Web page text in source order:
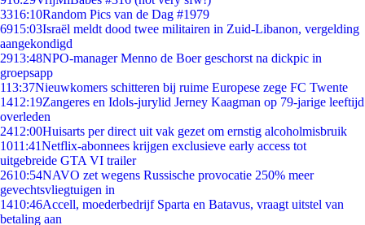
3316:10Random Pics van de Dag #1979
6915:03Israël meldt dood twee militairen in Zuid-Libanon, vergelding
aangekondigd
2913:48NPO-manager Menno de Boer geschorst na dickpic in
groepsapp
113:37Nieuwkomers schitteren bij ruime Europese zege FC Twente
1412:19Zangeres en Idols-jurylid Jerney Kaagman op 79-jarige leeftijd
overleden
2412:00Huisarts per direct uit vak gezet om ernstig alcoholmisbruik
1011:41Netflix-abonnees krijgen exclusieve early access tot
uitgebreide GTA VI trailer
2610:54NAVO zet wegens Russische provocatie 250% meer
gevechtsvliegtuigen in
1410:46Accell, moederbedrijf Sparta en Batavus, vraagt uitstel van
betaling aan